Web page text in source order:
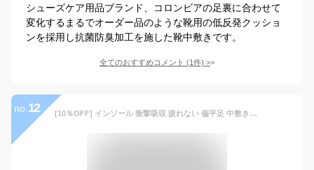
シューズケア用品ブランド、コロンビアの足裏に合わせて
変化するまるでオーダー品のような靴用の低反発クッショ
ンを採用し抗菌防臭加工を施した靴中敷きです。
全てのおすすめコメント (1件) >
no. 12 [10％OFF] インソール 衝撃吸収 疲れない 偏平足 中敷き 中敷 ゲルインソール ゲル かかと つま先 足裏 痛み 足底筋膜炎 スニーカー メンズ レディース クッション 立ち仕事 靴 ブーツ 安全靴 長靴 サイズ調整 通気性 ADELPHOS GEL01